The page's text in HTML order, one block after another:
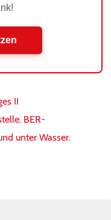
II
BER-
unter Wasser.